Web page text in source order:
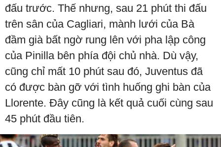
đấu trước. Thế nhưng, sau 21 phút thi đấu
trên sân của Cagliari, mành lưới của Bà
đầm già bất ngờ rung lên với pha lập công
của Pinilla bên phía đội chủ nhà. Dù vậy,
cũng chỉ mất 10 phút sau đó, Juventus đã
có được bàn gỡ với tình huống ghi bàn của
Llorente. Đây cũng là kết quả cuối cùng sau
45 phút đầu tiên.